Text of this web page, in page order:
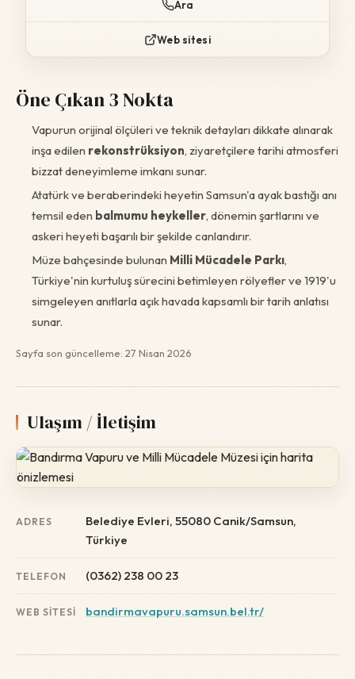
Ara
Web sitesi
Öne Çıkan 3 Nokta
Vapurun orijinal ölçüleri ve teknik detayları dikkate alınarak
inşa edilen rekonstrüksiyon, ziyaretçilere tarihi atmosferi
bizzat deneyimleme imkanı sunar.
Atatürk ve beraberindeki heyetin Samsun'a ayak bastığı anı
temsil eden balmumu heykeller, dönemin şartlarını ve
askeri heyeti başarılı bir şekilde canlandırır.
Müze bahçesinde bulunan Milli Mücadele Parkı,
Türkiye'nin kurtuluş sürecini betimleyen rölyefler ve 1919'u
simgeleyen anıtlarla açık havada kapsamlı bir tarih anlatısı
sunar.
Sayfa son güncelleme: 27 Nisan 2026
Ulaşım / İletişim
ADRES
Belediye Evleri, 55080 Canik/Samsun,
Türkiye
TELEFON (0362) 238 00 23
WEB SITESI bandirmavapuru.samsun.bel.tr/